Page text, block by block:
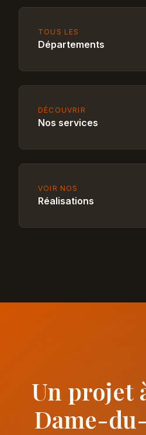
TOUS LES
Départements
DÉCOUVRIR
Nos services
VOIR NOS
Réalisations
Un projet
Dame-